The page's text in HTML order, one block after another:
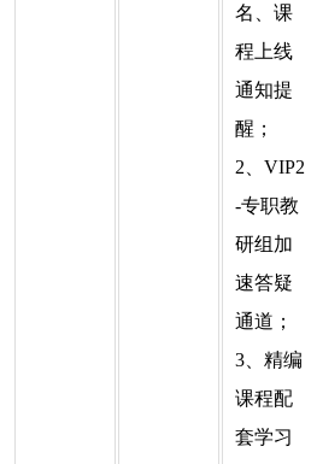
名、课
程上线
通知提
醒；
2、VIP2
-专职教
研组加
速答疑
通道；
3、精编
课程配
套学习